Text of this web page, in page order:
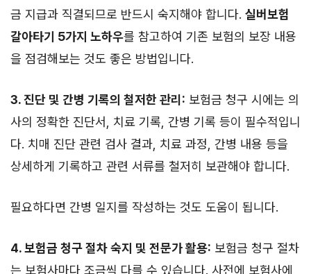
금 지급과 직결되므로 반드시 숙지해야 합니다. 실버보험
갈아타기 5가지 노하우를 참고하여 기존 보험의 보장 내용
을 점검해보는 것도 좋은 방법입니다.
3. 진단 및 간병 기록의 철저한 관리: 보험금 청구 시에는 의
사의 정확한 진단서, 치료 기록, 간병 기록 등이 필수적입니
다. 치매 진단 관련 검사 결과, 치료 과정, 간병 내용 등을
상세하게 기록하고 관련 서류를 철저히 보관해야 합니다.
필요하다면 간병 일지를 작성하는 것도 도움이 됩니다.
4. 보험금 청구 절차 숙지 및 전문가 활용: 보험금 청구 절차
는 보험사마다 조금씩 다를 수 있습니다. 사전에 보험사에